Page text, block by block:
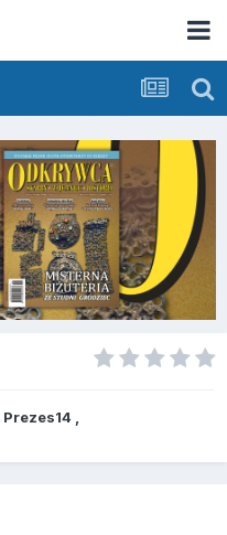
Prezes14